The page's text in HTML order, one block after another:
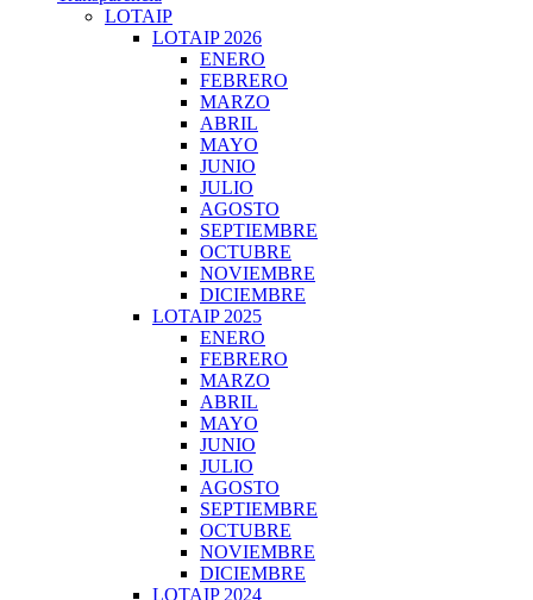
LOTAIP
LOTAIP 2026
ENERO
FEBRERO
MARZO
ABRIL
MAYO
JUNIO
JULIO
AGOSTO
SEPTIEMBRE
OCTUBRE
NOVIEMBRE
DICIEMBRE
LOTAIP 2025
ENERO
FEBRERO
MARZO
ABRIL
MAYO
JUNIO
JULIO
AGOSTO
SEPTIEMBRE
OCTUBRE
NOVIEMBRE
DICIEMBRE
LOTAIP 2024